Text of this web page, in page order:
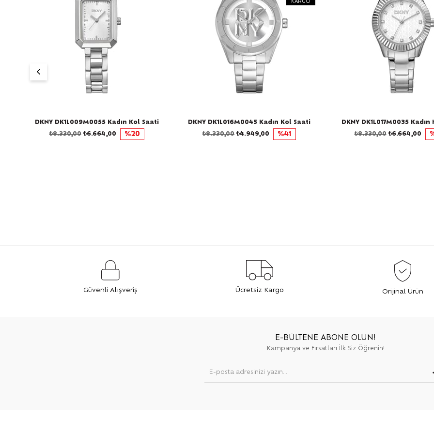
DKNY DK1L009M0055 Kadın Kol Saati
₺6.664,00
₺8.330,00 %20
DKNY DK1L016M0045 Kadın Kol Saati
KARGO
₺4.949,00
₺8.330,00 %41
DKNY DK1L017M0035
₺6.664,00
₺8.330,00
Güvenli Alışveriş Ücretsiz Kargo Orijinal Ürün
E-BÜLTENE ABONE OLUN!
Kampanya ve Fırsatları İlk Siz Öğrenin!